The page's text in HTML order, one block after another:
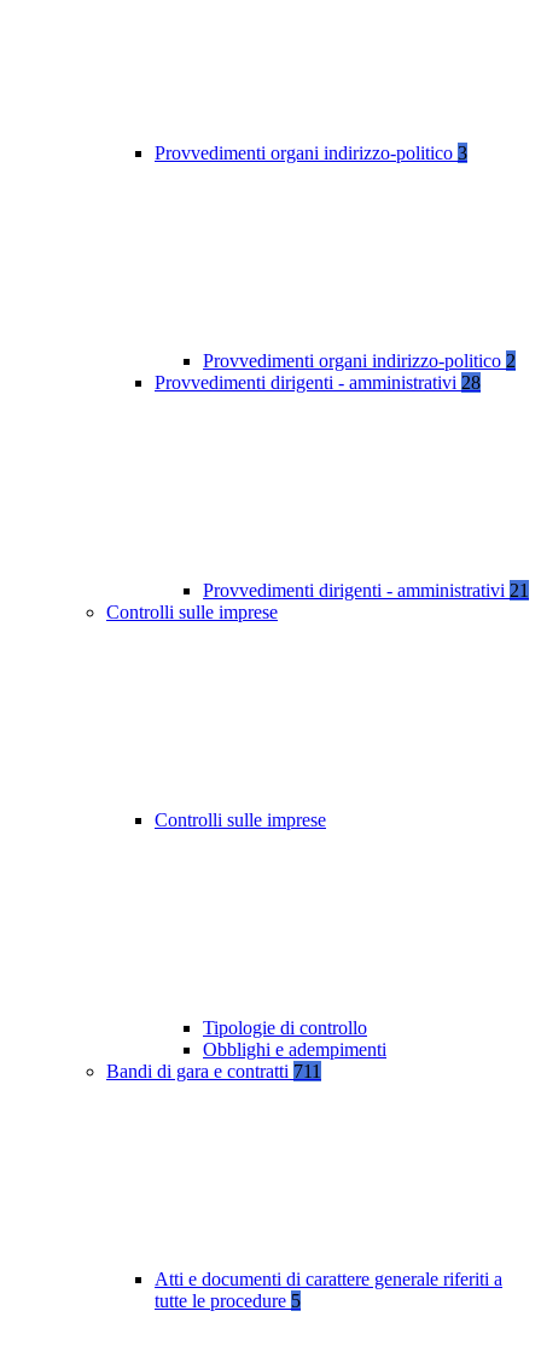
Provvedimenti organi indirizzo-politico 3
Provvedimenti organi indirizzo-politico 2
Provvedimenti dirigenti - amministrativi 28
Provvedimenti dirigenti - amministrativi 21
Controlli sulle imprese
Controlli sulle imprese
Tipologie di controllo
Obblighi e adempimenti
Bandi di gara e contratti 711
Atti e documenti di carattere generale riferiti a
tutte le procedure 5